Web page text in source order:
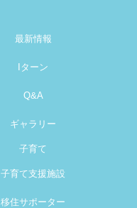
最新情報
Iターン
Q&A
ギャラリー
子育て
子育て支援施設
移住サポーター